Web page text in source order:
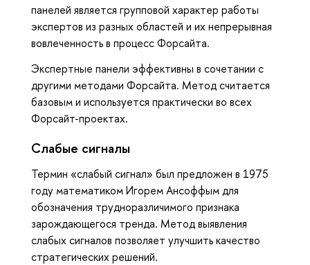
панелей является групповой характер работы
экспертов из разных областей и их непрерывная
вовлеченность в процесс Форсайта.
Экспертные панели эффективны в сочетании с
другими методами Форсайта. Метод считается
базовым и используется практически во всех
Форсайт-проектах.
Слабые сигналы
Термин «слабый сигнал» был предложен в 1975
году математиком Игорем Ансоффым для
обозначения трудноразличимого признака
зарождающегося тренда. Метод выявления
слабых сигналов позволяет улучшить качество
стратегических решений.